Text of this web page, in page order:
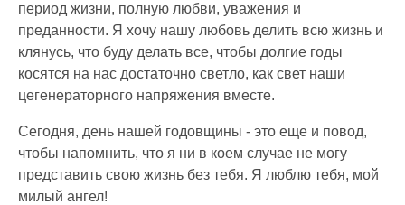
период жизни, полную любви, уважения и
преданности. Я хочу нашу любовь делить всю жизнь и
клянусь, что буду делать все, чтобы долгие годы
косятся на нас достаточно светло, как свет наши
цегенераторного напряжения вместе.
Сегодня, день нашей годовщины - это еще и повод,
чтобы напомнить, что я ни в коем случае не могу
представить свою жизнь без тебя. Я люблю тебя, мой
милый ангел!